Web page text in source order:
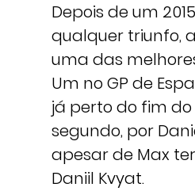
Depois de um
qualquer triunfo,
uma das
Um no GP de
já perto do fim do
segundo, por
apesar de Max
Daniil Kvyat.